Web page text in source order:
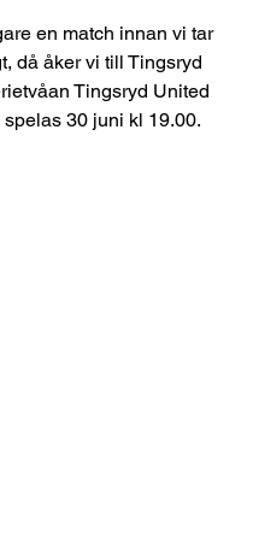
en match innan vi tar
då åker vi till Tingsryd
Tingsryd United
spelas 30 juni kl 19.00.